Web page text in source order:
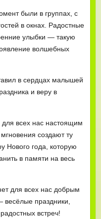
были в группах, с
в окнах. Радостные
улыбки — такую
волшебных
в сердцах малышей
и веру в
всех нас настоящим
создают ту
Нового года, которую
в памяти на весь
для всех нас добрым
праздники,
встреч!